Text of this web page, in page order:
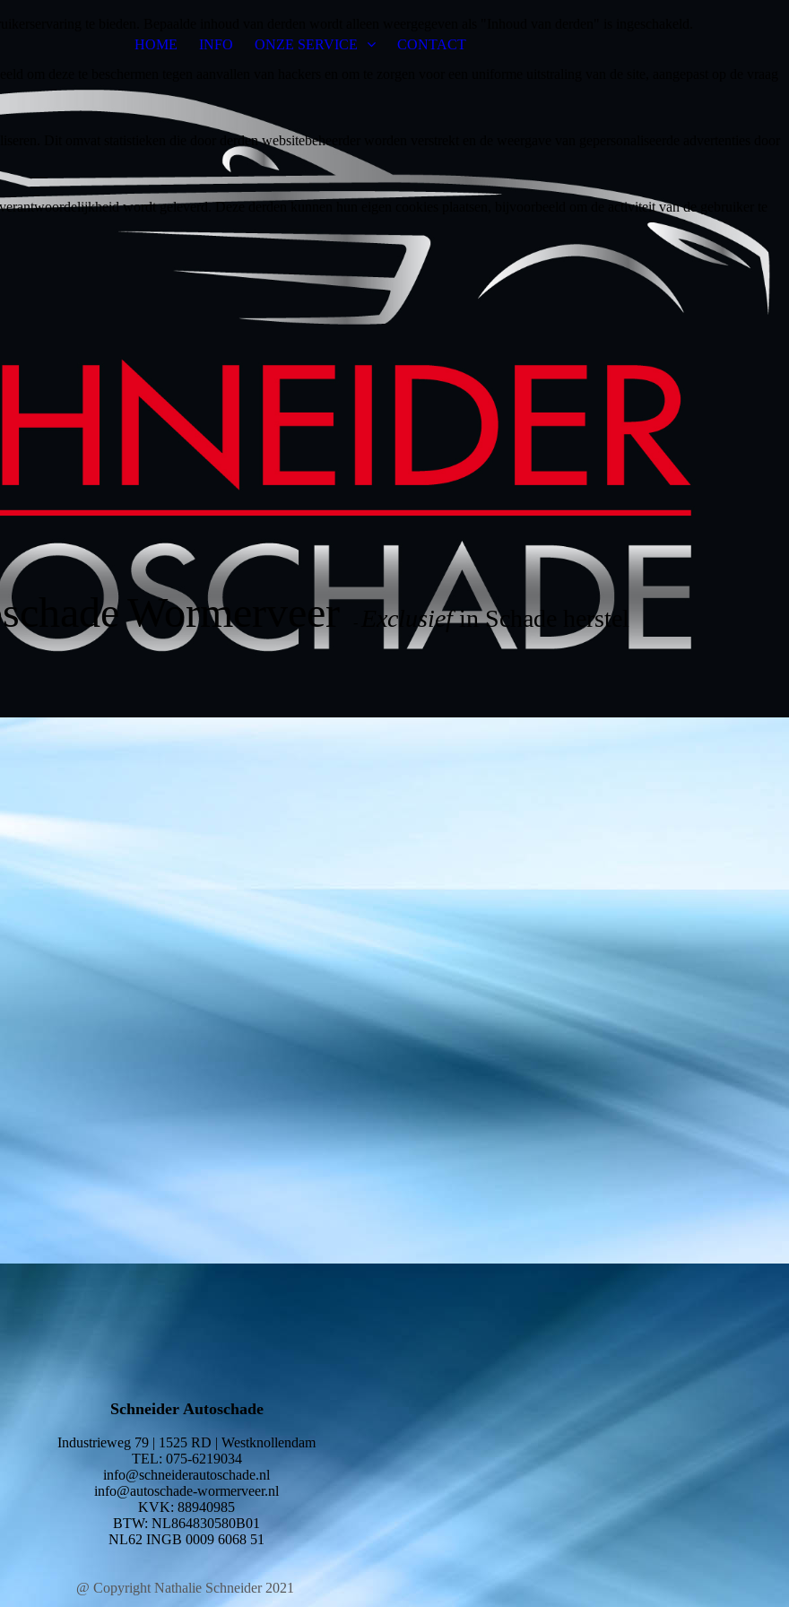
HOME INFO ONZE SERVICE CONTACT
Wormerveer Exclusiefin Schade herstel
Schneider Autoschade
Industrieweg 79 | 1525 RD | Westknollendam
TEL: 075-6219034
info@schneiderautoschade.nl
info@autoschade-wormerveer.nl
KVK: 88940985
BTW: NL864830580B01
NL62 INGB 0009 6068 51
@ Copyright Nathalie Schneider 2021
te bieden. Bepaalde inhoud van derden wordt alleen weergegeven als "Inhoud van derden" is ingeschakeld.
om deze te beschermen tegen aanvallen van hackers en om te zorgen voor een uniforme uitstraling van de site, aangepast op de vraag
Dit omvat statistieken die door derden websitebeheerder worden verstrekt en de weergave van gepersonaliseerde advertenties door
wordt geleverd. Deze derden kunnen hun eigen cookies plaatsen, bijvoorbeeld om de activiteit van de gebruiker te